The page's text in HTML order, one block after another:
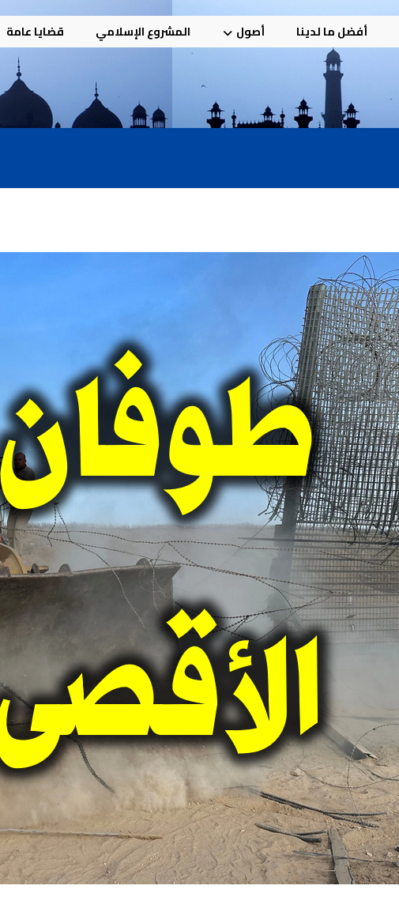
أفضل ما لدينا أصول المشروع الإسلامي قضايا عامة